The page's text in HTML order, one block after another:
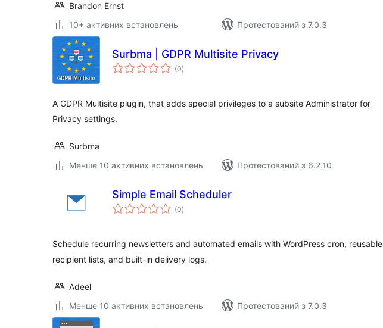
Brandon Ernst
10+ активних встановлень
Протестований з 7.0.3
Surbma | GDPR Multisite Privacy
(0загальний
рейтинг
)
A GDPR Multisite plugin, that adds special privileges to a subsite Administrator for
Privacy settings.
Surbma
Менше 10 активних встановлень
Протестований з 6.2.10
Simple Email Scheduler
(0загальний
рейтинг
)
Schedule recurring newsletters and automated emails with WordPress cron, reusable
recipient lists, and built-in delivery logs.
Adeel
Менше 10 активних встановлень
Протестований з 7.0.3